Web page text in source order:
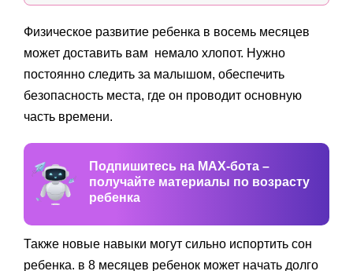
Физическое развитие ребенка в восемь месяцев
может доставить вам немало хлопот. Нужно
постоянно следить за малышом, обеспечить
безопасность места, где он проводит основную
часть времени.
Подпишитесь на MAX-бота –
получайте материалы по возрасту
ребенка
Также новые навыки могут сильно испортить сон
ребенка. в 8 месяцев ребенок может начать долго